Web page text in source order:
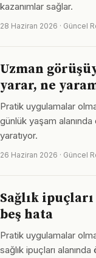
kazanımlar sağlar.
28 Haziran 2026 · Güncel
Uzman
yarar, ne
Pratik uygulamalar
günlük yaşam
yaratıyor.
26 Haziran 2026 · Güncel
Sağlık
beş hata
Pratik uygulamalar
sağlık ipuçları